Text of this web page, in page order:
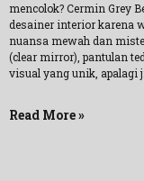
mencolok? Cermin Grey
desainer interior karena
nuansa mewah dan
(clear mirror), pantulan
visual yang unik, apalagi
Read More »